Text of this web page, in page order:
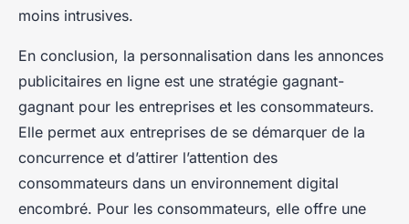
moins intrusives.
En conclusion, la personnalisation dans les annonces
publicitaires en ligne est une stratégie gagnant-
gagnant pour les entreprises et les consommateurs.
Elle permet aux entreprises de se démarquer de la
concurrence et d’attirer l’attention des
consommateurs dans un environnement digital
encombré. Pour les consommateurs, elle offre une